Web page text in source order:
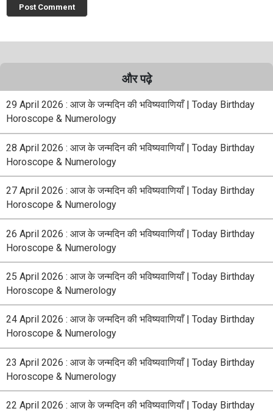
और पढ़े
29 April 2026 : आज के जन्मदिन की भविष्यवाणियाँ | Today Birthday
Horoscope & Numerology
28 April 2026 : आज के जन्मदिन की भविष्यवाणियाँ | Today Birthday
Horoscope & Numerology
27 April 2026 : आज के जन्मदिन की भविष्यवाणियाँ | Today Birthday
Horoscope & Numerology
26 April 2026 : आज के जन्मदिन की भविष्यवाणियाँ | Today Birthday
Horoscope & Numerology
25 April 2026 : आज के जन्मदिन की भविष्यवाणियाँ | Today Birthday
Horoscope & Numerology
24 April 2026 : आज के जन्मदिन की भविष्यवाणियाँ | Today Birthday
Horoscope & Numerology
23 April 2026 : आज के जन्मदिन की भविष्यवाणियाँ | Today Birthday
Horoscope & Numerology
22 April 2026 : आज के जन्मदिन की भविष्यवाणियाँ | Today Birthday